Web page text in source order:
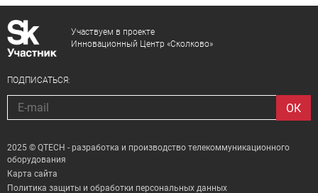
Участвуем в проекте
Инновационный Центр «Сколково»
ПОДПИСАТЬСЯ:
2025 © QTECH - разработка и производство телекоммуникационного
оборудования
Карта сайта
Политика защиты и обработки персональных данных